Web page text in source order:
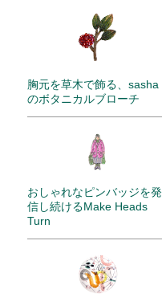
胸元を草木で飾る、sasha
のボタニカルブローチ
おしゃれなピンバッジを発
信し続けるMake Heads
Turn